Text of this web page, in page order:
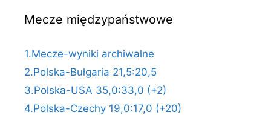
Mecze międzypaństwowe
1.Mecze-wyniki archiwalne
2.Polska-Bułgaria 21,5:20,5
3.Polska-USA 35,0:33,0 (+2)
4.Polska-Czechy 19,0:17,0 (+20)